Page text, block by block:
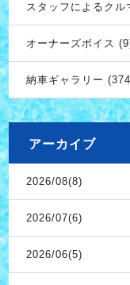
スタッフによるクル
オーナーズボイス
納車ギャラリー
アーカイブ
2026/08(8)
2026/07(6)
2026/06(5)